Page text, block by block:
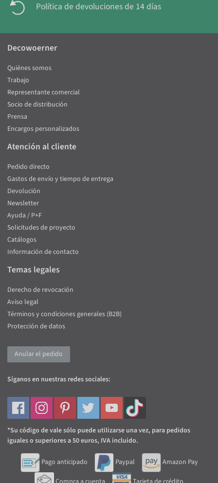
Política de devoluciones de 14 días
Decowoerner
Quiénes somos
Trabajo
Representante comercial
Socio de distribución
Prensa
Encargos personalizados
Atención al cliente
Pedido directo
Gastos de envío y tiempo de entrega
Devolución
Newsletter
Ayuda / P+F
Solicitudes de proyecto
Catálogos
Información de contacto
Temas legales
Derecho de revocación
Aviso legal
Términos y condiciones generales (B2B)
Protección de datos
Anular el pedido
Síganos en nuestras redes sociales:
*Su código de vale sólo puede utilizarse una vez, para pedidos
iguales o superiores a 50 euros, IVA incluido.
Pago anticipado Paypal
Amazon Pay